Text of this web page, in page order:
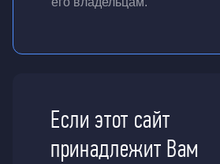
Если этот сайт
принадлежит Вам